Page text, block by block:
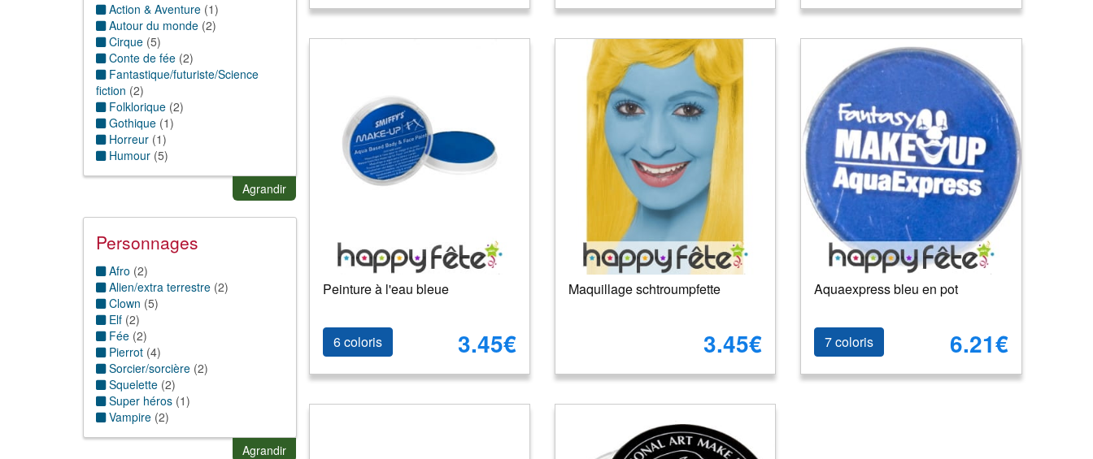
Action & Aventure (1)
Autour du monde (2)
Cirque (5)
Conte de fée (2)
Fantastique/futuriste/Science
fiction (2)
Folklorique (2)
Gothique (1)
Horreur (1)
Humour (5)
Magie & sorcellerie(2)
Agrandir
Personnages
Afro (2)
Alien/extra terrestre (2)
Clown (5)
Elf (2)
Fée (2)
Pierrot (4)
Sorcier/sorcière (2)
Squelette (2)
Super héros (1)
Vampire (2)
Zombie(1)
Agrandir
Peinture à l'eau bleue
6 coloris 3.45€
Maquillage schtroumpfette
3.45€
Aquaexpress bleu en pot
7 coloris 6.21€